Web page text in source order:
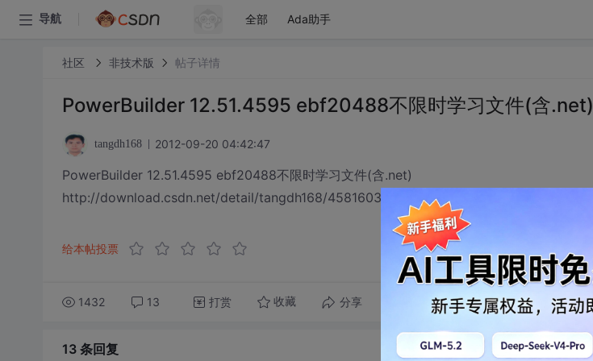
导航 全部 Ada助手
社区 非技术版 帖子详情
PowerBuilder 12.51.4595 ebf20488不限时学习文件(含.net)
tangdh168 2012-09-20 04:42:47
PowerBuilder 12.51.4595 ebf20488不限时学习文件(含.net)
http://download.csdn.net/detail/tangdh168/4581603
给本帖投票
1432 13 打赏 收藏 分享 转发到动态 举报
13 条回复